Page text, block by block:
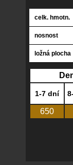
celk. hmotn.
nosnost
ložná plocha
1-7 dní
650